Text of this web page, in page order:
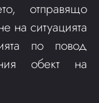
отправящо
на ситуацията
по повод
обект на